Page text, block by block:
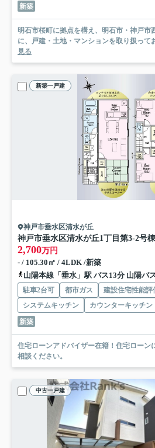
新築
明石市桜町に拠点を構え、明石市・神戸市
に、戸建・土地・マンションを取り扱って
見る
新築一戸建
神戸市垂水区清水が丘
神戸市垂水区清水が丘1丁目 第3-2号棟
2,700万円
- / 105.30㎡ / 4LDK /新築
山陽本線「垂水」駅 バス13分 山陽バ
駐車2台可 都市ガス 建設住宅性能評
システムキッチン
カウンターキッチン
新築
住宅ローンアドバイザー在籍！住宅ローン
相談ください。
中古一戸建